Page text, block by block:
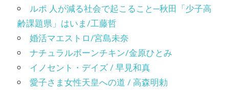
ルポ 人が減る社会で起こること─秋田「少子高
齢課題県」はいま/工藤哲
婚活マエストロ/宮島未奈
ナチュラルボーンチキン/金原ひとみ
イノセント・デイズ / 早見和真
愛子さま女性天皇への道 / 高森明勅